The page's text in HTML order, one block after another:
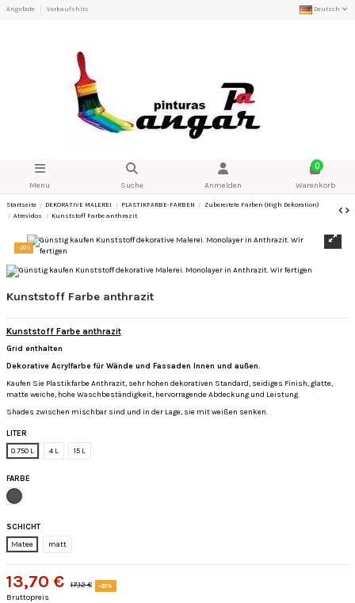
Angebote Verkaufshits Deutsch
Menu Suche Anmelden
0
Warenkorb
Startseite DEKORATIVE MALEREI PLASTIKFARBE-FARBEN
Zubereitete Farben (High Dekoration)
Atrevidos
Kunststoff Farbe anthrazit
-20%
Kunststoff Farbe anthrazit
Kunststoff Farbe anthrazit
Grid enthalten
Dekorative Acrylfarbe für Wände und Fassaden Innen und außen.
Kaufen Sie Plastikfarbe Anthrazit, sehr hohen dekorativen Standard, seidiges Finish, glatte,
matte weiche, hohe Waschbeständigkeit, hervorragende Abdeckung und Leistung.
Shades zwischen mischbar sind und in der Lage, sie mit weißen senken.
LITER
0.750 L
4 L 15 L
FARBE
Antracita
SCHICHT
Matee
matt
13,70 € 17,12 € -20%
Bruttopreis